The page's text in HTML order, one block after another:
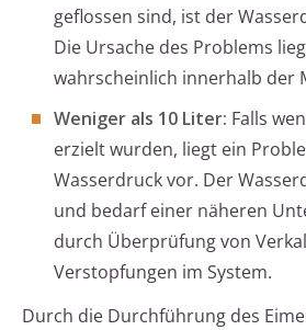
geflossen sind, ist der
Die Ursache des Problems
wahrscheinlich innerhalb der
Weniger als 10 Liter: Falls
erzielt wurden, liegt ein
Wasserdruck vor. Der
und bedarf einer näheren
durch Überprüfung von
Verstopfungen im System.
Durch die Durchführung des